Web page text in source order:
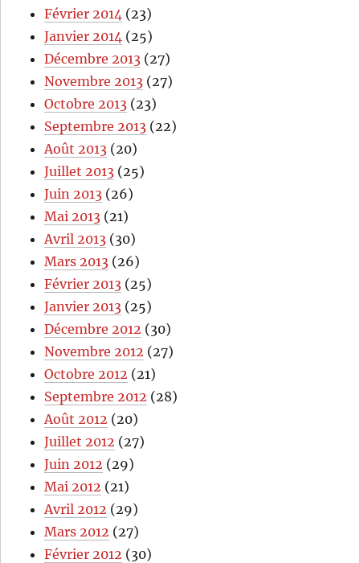
Février 2014 (23)
Janvier 2014 (25)
Décembre 2013 (27)
Novembre 2013 (27)
Octobre 2013 (23)
Septembre 2013 (22)
Août 2013 (20)
Juillet 2013 (25)
Juin 2013 (26)
Mai 2013 (21)
Avril 2013 (30)
Mars 2013 (26)
Février 2013 (25)
Janvier 2013 (25)
Décembre 2012 (30)
Novembre 2012 (27)
Octobre 2012 (21)
Septembre 2012 (28)
Août 2012 (20)
Juillet 2012 (27)
Juin 2012 (29)
Mai 2012 (21)
Avril 2012 (29)
Mars 2012 (27)
Février 2012 (30)